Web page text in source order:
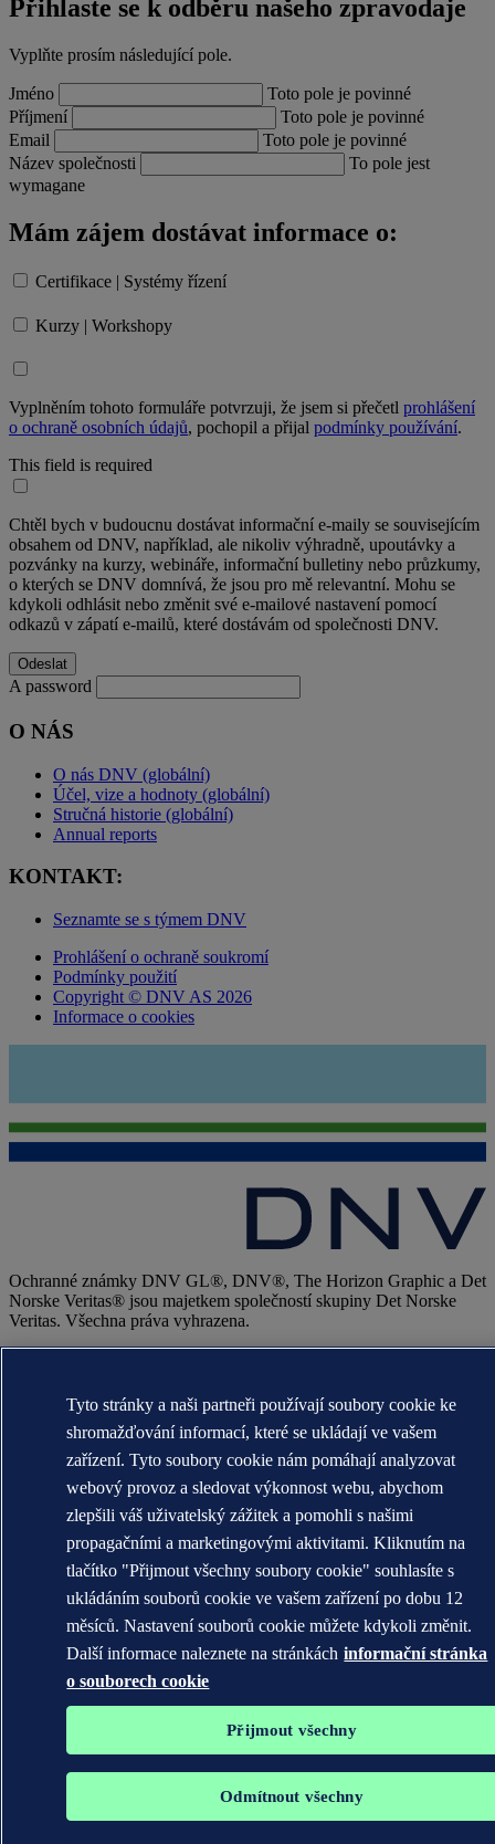
Přihlaste se k odběru našeho zpravodaje
Vyplňte prosím následující pole.
Jméno
Toto pole je povinné
Příjmení
Toto pole je povinné
Email
Toto pole je povinné
Název společnosti
To pole jest
wymagane
Mám zájem dostávat informace o:
Certifikace | Systémy řízení
Kurzy | Workshopy
Vyplněním tohoto formuláře potvrzuji, že jsem si přečetl prohlášení
o ochraně osobních údajů, pochopil a přijal podmínky používání.
This field is required
Chtěl bych v budoucnu dostávat informační e-maily se souvisejícím
obsahem od DNV, například, ale nikoliv výhradně, upoutávky a
pozvánky na kurzy, webináře, informační bulletiny nebo průzkumy,
o kterých se DNV domnívá, že jsou pro mě relevantní. Mohu se
kdykoli odhlásit nebo změnit své e-mailové nastavení pomocí
odkazů v zápatí e-mailů, které dostávám od společnosti DNV.
A password
O NÁS
O nás DNV (globální)
Účel, vize a hodnoty (globální)
Stručná historie (globální)
Annual reports
KONTAKT:
Seznamte se s týmem DNV
Prohlášení o ochraně soukromí
Podmínky použití
Copyright © DNV AS 2026
Informace o cookies
Ochranné známky DNV GL®, DNV®, The Horizon Graphic a Det
Norske Veritas® jsou majetkem společností skupiny Det Norske
Veritas. Všechna práva vyhrazena.
Tyto stránky a naši partneři používají soubory cookie ke
shromažďování informací, které se ukládají ve vašem
zařízení. Tyto soubory cookie nám pomáhají analyzovat
webový provoz a sledovat výkonnost webu, abychom
zlepšili váš uživatelský zážitek a pomohli s našimi
propagačními a marketingovými aktivitami. Kliknutím na
tlačítko "Přijmout všechny soubory cookie" souhlasíte s
ukládáním souborů cookie ve vašem zařízení po dobu 12
měsíců. Nastavení souborů cookie můžete kdykoli změnit.
Další informace naleznete na stránkách informační stránka
o souborech cookie
Přijmout všechny
Odmítnout všechny